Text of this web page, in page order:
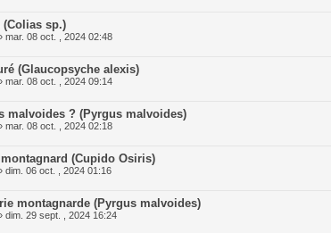
sp.)
mar. 08 oct. , 2024 02:48
(Glaucopsyche alexis)
mar. 08 oct. , 2024 09:14
malvoides ? (Pyrgus malvoides)
mar. 08 oct. , 2024 02:18
(Cupido Osiris)
dim. 06 oct. , 2024 01:16
montagnarde (Pyrgus malvoides)
dim. 29 sept. , 2024 16:24